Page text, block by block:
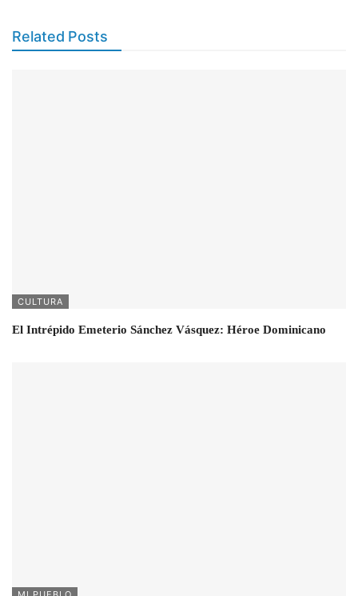
Related Posts
CULTURA
El Intrépido Emeterio Sánchez Vásquez: Héroe Dominicano